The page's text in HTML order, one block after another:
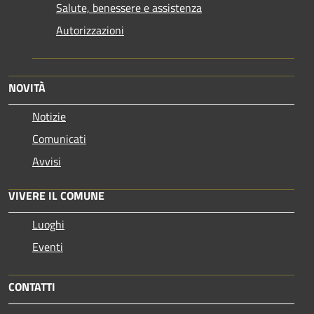
Salute, benessere e assistenza
Autorizzazioni
NOVITÀ
Notizie
Comunicati
Avvisi
VIVERE IL COMUNE
Luoghi
Eventi
CONTATTI